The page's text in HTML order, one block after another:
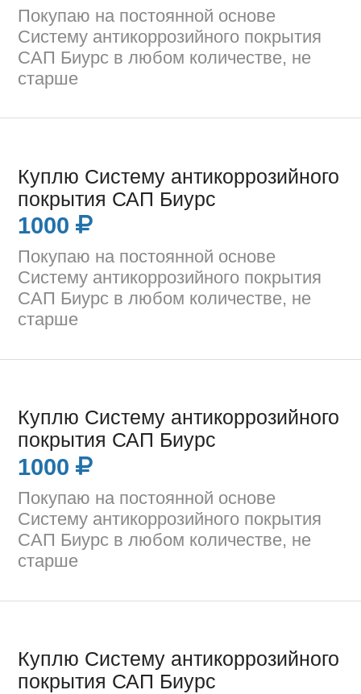
Покупаю на постоянной основе
Систему антикоррозийного покрытия
САП Биурс в любом количестве, не
старше
Куплю Систему антикоррозийного
покрытия САП Биурс
1000
Покупаю на постоянной основе
Систему антикоррозийного покрытия
САП Биурс в любом количестве, не
старше
Куплю Систему антикоррозийного
покрытия САП Биурс
1000
Покупаю на постоянной основе
Систему антикоррозийного покрытия
САП Биурс в любом количестве, не
старше
Куплю Систему антикоррозийного
покрытия САП Биурс